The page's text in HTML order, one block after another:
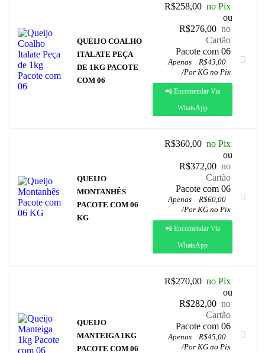
QUEIJO COALHO
ITALATE PEÇA
DE 1KG PACOTE
COM 06
R$258,00 no Pix
ou
R$276,00 no
Cartão
Pacote com 06
Apenas R$43,00
/Por KG no Pix
📲 Encomendar Via
WhatsApp
QUEIJO
MONTANHÊS
PACOTE COM 06
KG
R$360,00 no Pix
ou
R$372,00 no
Cartão
Pacote com 06
Apenas R$60,00
/Por KG no Pix
📲 Encomendar Via
WhatsApp
QUEIJO
MANTEIGA 1KG
PACOTE COM 06
R$270,00 no Pix
ou
R$282,00 no
Cartão
Pacote com 06
Apenas R$45,00
/Por KG no Pix